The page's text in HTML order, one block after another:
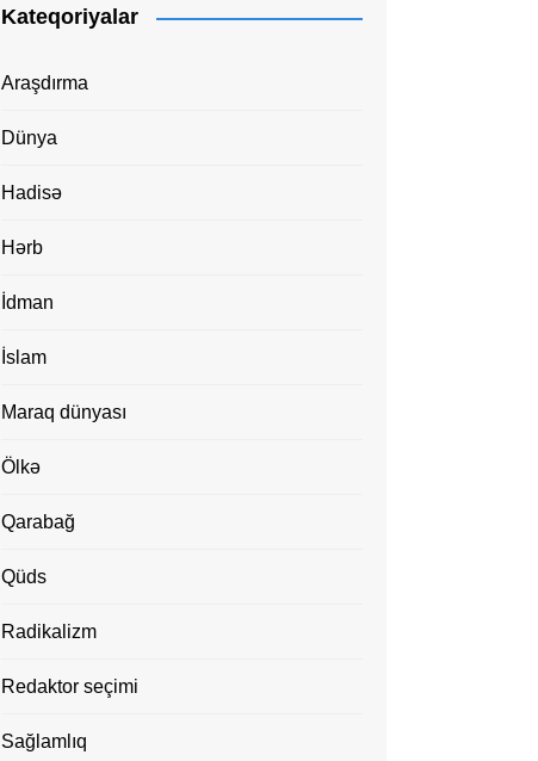
Kateqoriyalar
Araşdırma
Dünya
Hadisə
Hərb
İdman
İslam
Maraq dünyası
Ölkə
Qarabağ
Qüds
Radikalizm
Redaktor seçimi
Sağlamlıq